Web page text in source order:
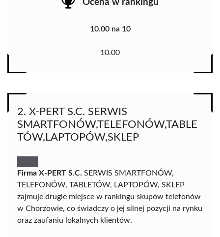
Ocena w rankingu
10.00 na 10
10.00
2. X-PERT S.C. SERWIS
SMARTFONÓW,TELEFONÓW,TABLE
TÓW,LAPTOPÓW,SKLEP
Firma X-PERT S.C. SERWIS SMARTFONÓW,
TELEFONÓW, TABLETÓW, LAPTOPÓW, SKLEP
zajmuje drugie miejsce w rankingu skupów telefonów
w Chorzowie, co świadczy o jej silnej pozycji na rynku
oraz zaufaniu lokalnych klientów.